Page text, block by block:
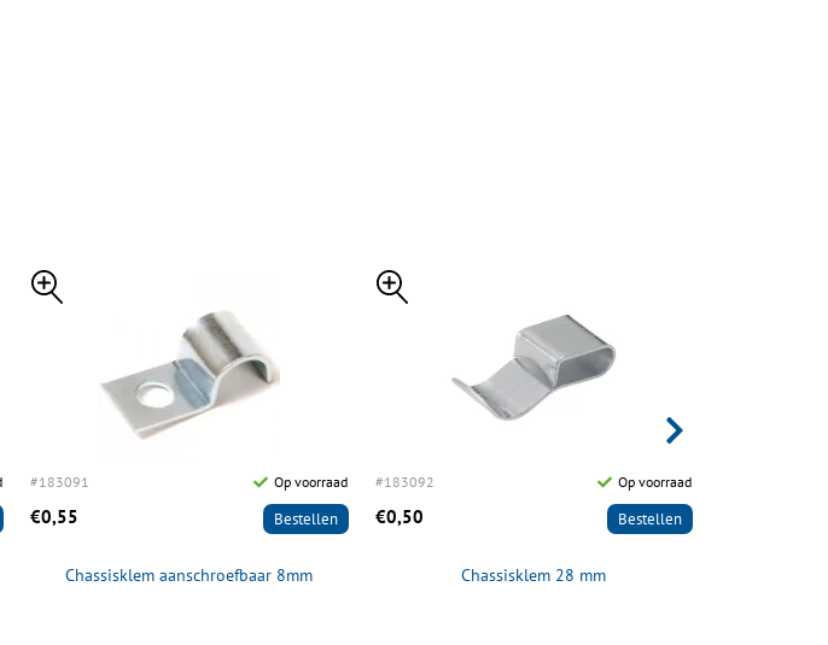
#183091 Op voorraad
€0,55 Bestellen
Chassisklem aanschroefbaar 8mm
#183092 Op voorraad
€0,50 Bestellen
Chassisklem 28 mm